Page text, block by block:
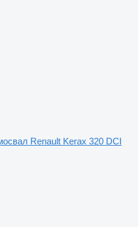
Renault Kerax 320 DCI